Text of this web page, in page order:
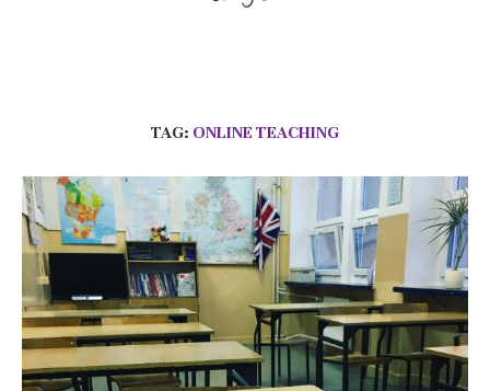
TAG: ONLINE TEACHING